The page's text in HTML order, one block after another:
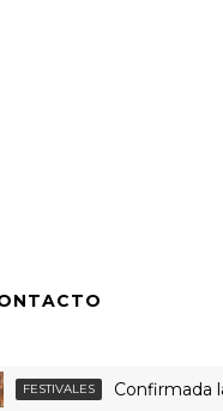
Confirmada la